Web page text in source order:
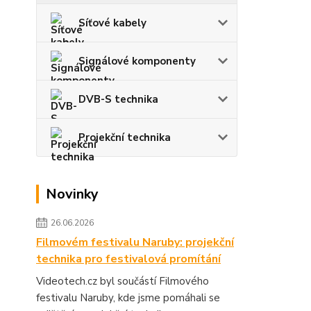
Síťové kabely
Signálové komponenty
DVB-S technika
Projekční technika
Novinky
26.06.2026
Filmovém festivalu Naruby: projekční
technika pro festivalová promítání
Videotech.cz byl součástí Filmového
festivalu Naruby, kde jsme pomáhali se